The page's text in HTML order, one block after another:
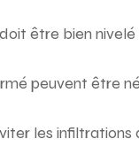
être bien
peuvent être
les infiltrations